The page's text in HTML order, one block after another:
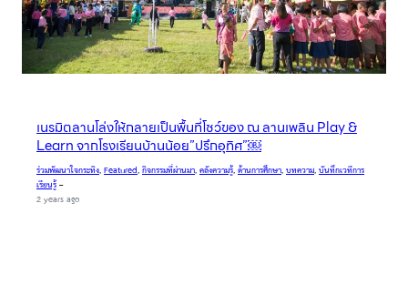
เนรมิตลานโล่งให้กลายเป็นพื้นที่โชว์ของ ณ ลานเพลิน Play &
Learn จากโรงเรียนบ้านน้อย”ปรึกอุทิศ”￼
ร่วมพัฒนาใจกระทิง, Featured, กิจกรรมที่ผ่านมา, คลังความรู้, ด้านการศึกษา, บทความ, บันทึกเวทีการ
เรียนรู้–
2 years ago